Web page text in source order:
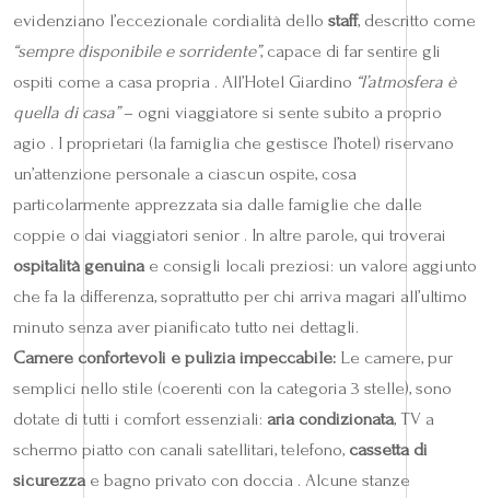
evidenziano l’eccezionale cordialità dello staff, descritto come
“sempre disponibile e sorridente”, capace di far sentire gli
ospiti come a casa propria . All’Hotel Giardino “l’atmosfera è
quella di casa”– ogni viaggiatore si sente subito a proprio
agio . I proprietari (la famiglia che gestisce l’hotel) riservano
un’attenzione personale a ciascun ospite, cosa
particolarmente apprezzata sia dalle famiglie che dalle
coppie o dai viaggiatori senior . In altre parole, qui troverai
ospitalità genuinae consigli locali preziosi: un valore aggiunto
che fa la differenza, soprattutto per chi arriva magari all’ultimo
minuto senza aver pianificato tutto nei dettagli.
Camere confortevoli e pulizia impeccabile: Le camere, pur
semplici nello stile (coerenti con la categoria 3 stelle), sono
dotate di tutti i comfort essenziali: aria condizionata, TV a
schermo piatto con canali satellitari, telefono, cassetta di
sicurezzae bagno privato con doccia . Alcune stanze